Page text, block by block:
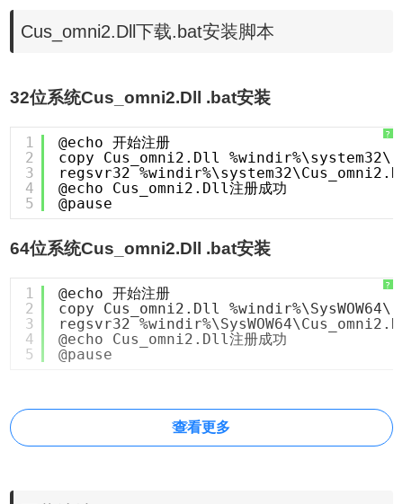
Cus_omni2.Dll下载.bat安装脚本
32位系统Cus_omni2.Dll .bat安装
?
1
2
3
4
5
@echo 开始注册
copy Cus_omni2.Dll %windir%\system32\
regsvr32
@echo Cus_omni2.Dll注册成功
@pause
64位系统Cus_omni2.Dll .bat安装
?
1
2
3
4
5
@echo 开始注册
copy Cus_omni2.Dll %windir%\SysWOW64\
regsvr32
@echo Cus_omni2.Dll注册成功
@pause
查看更多